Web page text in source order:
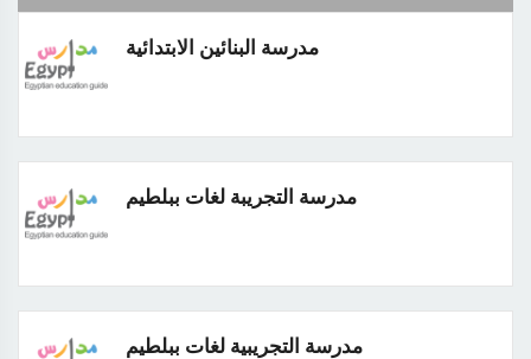
مدرسة البنائين الابتدائية
مدرسة التجريبة لغات ببلطيم
مدرسة التجريبية لغات ببلطيم